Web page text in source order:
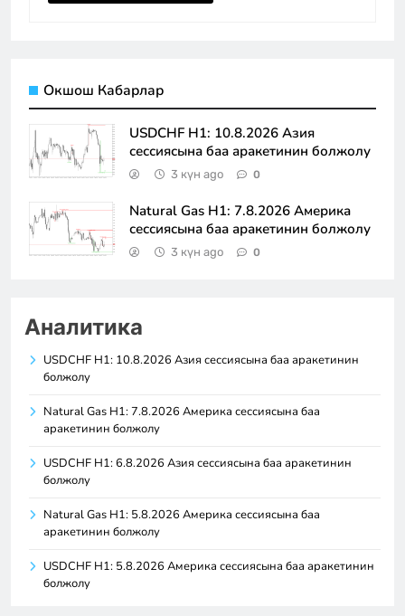
Окшош Кабарлар
USDCHF H1: 10.8.2026 Азия
сессиясына баа аракетинин болжолу
3 күн ago 0
Natural Gas H1: 7.8.2026 Америка
сессиясына баа аракетинин болжолу
3 күн ago 0
Аналитика
USDCHF H1: 10.8.2026 Азия сессиясына баа аракетинин
болжолу
Natural Gas H1: 7.8.2026 Америка сессиясына баа
аракетинин болжолу
USDCHF H1: 6.8.2026 Азия сессиясына баа аракетинин
болжолу
Natural Gas H1: 5.8.2026 Америка сессиясына баа
аракетинин болжолу
USDCHF H1: 5.8.2026 Америка сессиясына баа аракетинин
болжолу